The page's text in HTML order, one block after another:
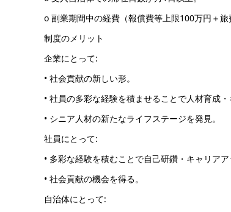
o 副業期間中の経費（報償費等上限100万円＋旅
制度のメリット
企業にとって:
• 社会貢献の新しい形。
• 社員の多彩な経験を積ませることで人材育成・
• シニア人材の新たなライフステージを発見。
社員にとって:
• 多彩な経験を積むことで自己研鑽・キャリアア
• 社会貢献の機会を得る。
自治体にとって: